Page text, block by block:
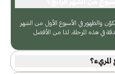
والظهور في الأسبوع الأول من الشهر
في هذه المرحلة. لذا من الأفضل
المريء؟